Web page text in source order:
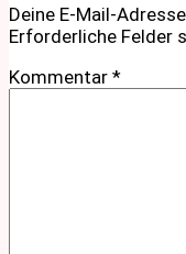
Deine E-Mail-
Erforderliche Felder
Kommentar *